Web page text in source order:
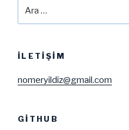
İLETIŞIM
nomeryildiz@gmail.com
GITHUB